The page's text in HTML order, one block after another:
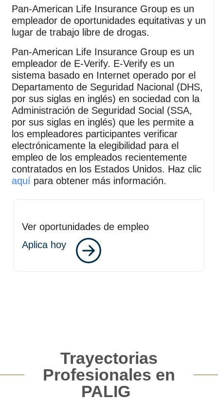
Pan‑American Life Insurance Group es un
empleador de oportunidades equitativas y un
lugar de trabajo libre de drogas.
Pan‑American Life Insurance Group es un
empleador de E‑Verify. E‑Verify es un
sistema basado en Internet operado por el
Departamento de Seguridad Nacional (DHS,
por sus siglas en inglés) en sociedad con la
Administración de Seguridad Social (SSA,
por sus siglas en inglés) que les permite a
los empleadores participantes verificar
electrónicamente la elegibilidad para el
empleo de los empleados recientemente
contratados en los Estados Unidos. Haz clic
aquí para obtener más información.
Ver oportunidades de empleo
Aplica hoy
Trayectorias
Profesionales en
PALIG